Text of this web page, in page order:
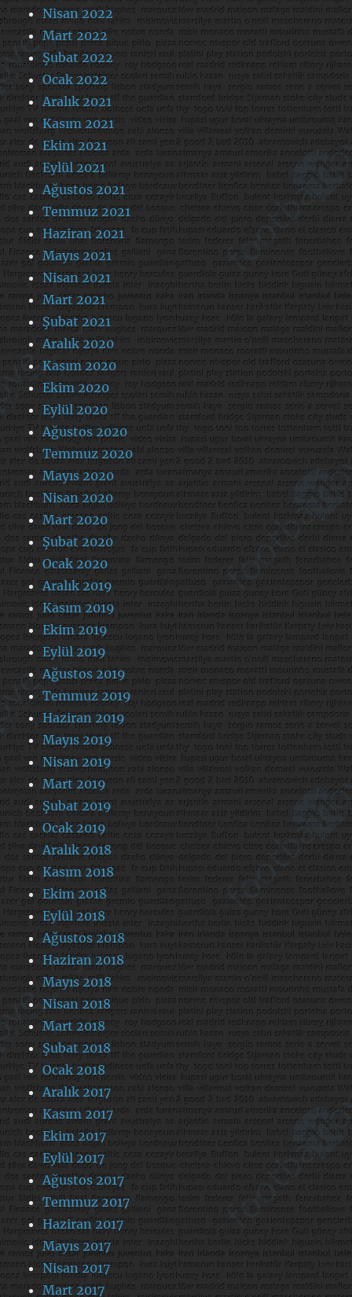
Nisan 2022
Mart 2022
Şubat 2022
Ocak 2022
Aralık 2021
Kasım 2021
Ekim 2021
Eylül 2021
Ağustos 2021
Temmuz 2021
Haziran 2021
Mayıs 2021
Nisan 2021
Mart 2021
Şubat 2021
Aralık 2020
Kasım 2020
Ekim 2020
Eylül 2020
Ağustos 2020
Temmuz 2020
Mayıs 2020
Nisan 2020
Mart 2020
Şubat 2020
Ocak 2020
Aralık 2019
Kasım 2019
Ekim 2019
Eylül 2019
Ağustos 2019
Temmuz 2019
Haziran 2019
Mayıs 2019
Nisan 2019
Mart 2019
Şubat 2019
Ocak 2019
Aralık 2018
Kasım 2018
Ekim 2018
Eylül 2018
Ağustos 2018
Haziran 2018
Mayıs 2018
Nisan 2018
Mart 2018
Şubat 2018
Ocak 2018
Aralık 2017
Kasım 2017
Ekim 2017
Eylül 2017
Ağustos 2017
Temmuz 2017
Haziran 2017
Mayıs 2017
Nisan 2017
Mart 2017